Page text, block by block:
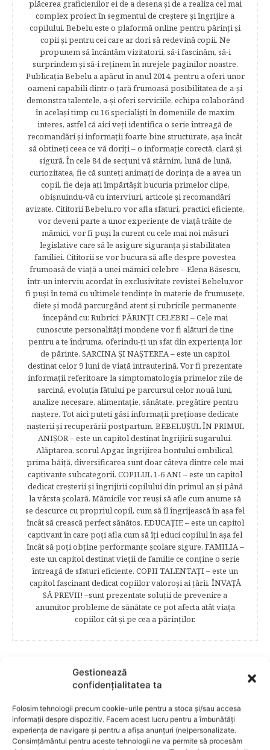
Gestionează
confidențialitatea ta
Folosim tehnologii precum cookie-urile pentru a stoca și/sau accesa
informații despre dispozitiv. Facem acest lucru pentru a îmbunătăți
experiența de navigare și pentru a afișa anunțuri (ne)personalizate.
Consimțământul pentru aceste tehnologii ne va permite să procesăm
plăcerea graficienilor ei de a desena şi de a realiza cel mai
complex proiect în segmentul de creştere şi îngrijire a
copilului. Bebelu este o plaformă online pentru părinţi şi
copii şi pentru cei care ar dori să redevină copii. Ne
propunem să încântăm vizitatorii, să-i fascinăm, să-i
surprindem şi să-i reţinem în mrejele paginilor noastre.​
Publicația Bebelu a apărut în anul 2014, pentru a oferi unor
oameni capabili dintr-o ţară frumoasă posibilitatea de a-şi
demonstra talentele, a-şi oferi serviciile, echipa colaborând
în acelaşi timp cu 16 specialişti în domeniile de maxim
interes, astfel că aici veţi identifica o serie întreagă de
recomandări şi informaţii foarte bine structurate, aşa încât
să obtineţi ceea ce vă doriţi – o informaţie corectă, clară şi
sigură. În cele 84 de secțuni vă stârnim, lună de lună,
curiozitatea, fie că sunteţi animaţi de dorinţa de a avea un
copil, fie deja aţi împărtăşit bucuria primelor clipe,
obişnuindu-vă cu interviuri, articole şi recomandări
avizate. Cititorii Bebelu.ro vor afla sfaturi, practici eficiente,
vor deveni parte a unor experienţe de viaţă trăite de
mămici, vor fi puşi la curent cu cele mai noi măsuri
legislative care să le asigure siguranţa şi stabilitatea
familiei. Cititorii se vor bucura să afle despre povestea
frumoasă de viață a unei mămici celebre – Elena Băsescu,
într-un interviu acordat în exclusivitate revistei Bebelu,vor
fi puşi în temă cu ultimele tendinţe în materie de frumuseţe,
diete şi modă parcurgând atent şi rubricile permanente
începând cu: Rubrici: PĂRINŢI CELEBRI – Cele mai
cunoscute personalităţi mondene vor fi alături de tine
pentru a te îndruma, oferindu-ţi un sfat din experienţa lor
de părinte. SARCINA ŞI NAŞTEREA – este un capitol
destinat celor 9 luni de viaţă intrauterină. Vor fi prezentate
informaţii referitoare la simptomatologia primelor zile de
sarcină, evoluţia fătului pe parcursul celor nouă luni,
analize necesare, alimentaţie, sănătate, pregătire pentru
naştere. Tot aici puteti găsi informaţii preţioase dedicate
naşterii şi recuperării postpartum. BEBELUŞUL ÎN PRIMUL
ANIŞOR – este un capitol destinat îngrijirii sugarului.
Alăptarea, scorul Apgar, îngrijirea bontului ombilical,
prima băiţă, diversificarea sunt doar câteva dintre cele mai
captivante subcategorii. COPILUL 1-6 ANI – este un capitol
dedicat creşterii şi îngrijirii copilului din primul an şi până
la vârsta şcolară. Mămicile vor reuşi să afle cum anume să
se descurce cu propriul copil, cum să îl îngrijească în aşa fel
încât să crească perfect sănătos. EDUCAŢIE – este un capitol
captivant în care poţi afla cum să îţi educi copilul în aşa fel
încât să poţi obţine performanţe şcolare sigure. FAMILIA –
este un capitol destinat vieţii de familie ce conţine o serie
întreagă de sfaturi eficiente. COPII TALENTAŢI – este un
capitol fascinant dedicat copiilor valoroși ai țării. ÎNVAŢĂ
SĂ PREVII! –sunt prezentate soluţii de prevenire a
anumitor probleme de sănătate ce pot afecta atât viaţa
copiilor, cât şi pe cea a părinţilor.
RELATED POSTS